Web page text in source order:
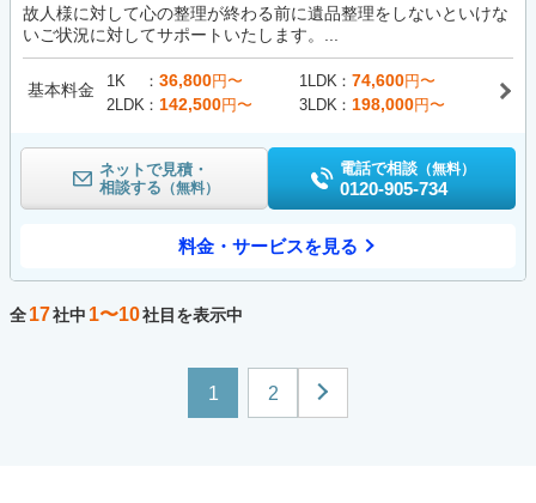
故人様に対して心の整理が終わる前に遺品整理をしないといけな
いご状況に対してサポートいたします。...
基本料金 1K 36,800円〜 1LDK 74,600円〜
2LDK
142,500円〜 3LDK 198,000円〜
ネットで見積・
相談する （無料）
電話で相談 （無料）
0120-905-734
料金・サービスを見る
全17社中 1〜10社目を表示中
1 2